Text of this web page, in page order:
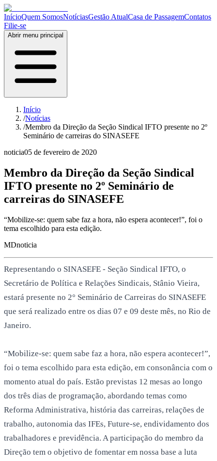
InícioQuem SomosNotíciasGestão AtualCasa de PassagemContatos
Filie-se
Abrir menu principal
Início
/Notícias
/Membro da Direção da Seção Sindical IFTO presente no 2º
Seminário de carreiras do SINASEFE
noticia05 de fevereiro de 2020
Membro da Direção da Seção Sindical
IFTO presente no 2º Seminário de
carreiras do SINASEFE
“Mobilize-se: quem sabe faz a hora, não espera acontecer!”, foi o
tema escolhido para esta edição.
MDnoticia
Representando o SINASEFE - Seção Sindical IFTO, o
Secretário de Política e Relações Sindicais, Stânio Vieira,
estará presente no 2° Seminário de Carreiras do SINASEFE
que será realizado entre os dias 07 e 09 deste mês, no Rio de
Janeiro.
“Mobilize-se: quem sabe faz a hora, não espera acontecer!”,
foi o tema escolhido para esta edição, em consonância com o
momento atual do país. Estão previstas 12 mesas ao longo
dos três dias de programação, abordando temas como
Reforma Administrativa, história das carreiras, relações de
trabalho, autonomia das IFEs, Future-se, endividamento dos
trabalhadores e previdência. A participação do membro da
Direção tem o objetivo de fomentar em nossa base a luta